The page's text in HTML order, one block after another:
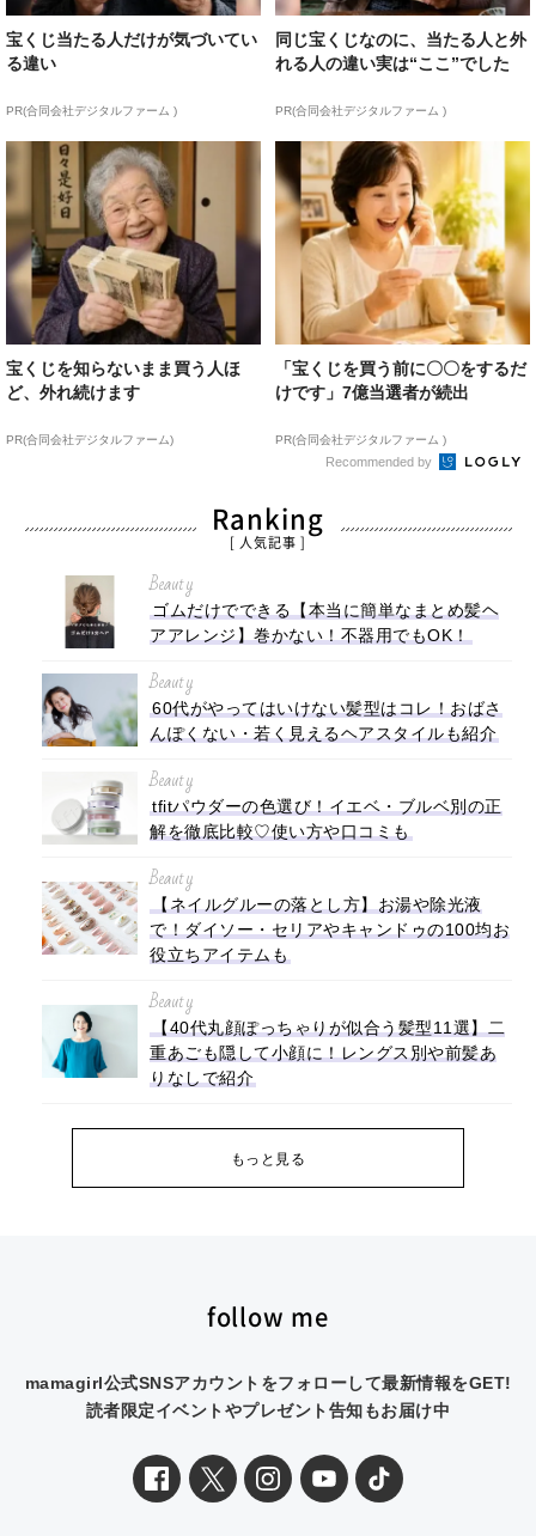
宝くじ当たる人だけが気づいてい
る違い
PR(合同会社デジタルファーム )
同じ宝くじなのに、当たる人と外
れる人の違い実は“ここ”でした
PR(合同会社デジタルファーム )
宝くじを知らないまま買う人ほ
ど、外れ続けます
PR(合同会社デジタルファーム)
「宝くじを買う前に〇〇をするだ
けです」7億当選者が続出
PR(合同会社デジタルファーム )
Recommended by
Ranking
[ 人気記事 ]
Beauty
ゴムだけでできる【本当に簡単なまとめ髪ヘ
アアレンジ】巻かない！不器用でもOK！
Beauty
60代がやってはいけない髪型はコレ！おばさ
んぽくない・若く見えるヘアスタイルも紹介
Beauty
tfitパウダーの色選び！イエベ・ブルベ別の正
解を徹底比較♡使い方や口コミも
Beauty
【ネイルグルーの落とし方】お湯や除光液
で！ダイソー・セリアやキャンドゥの100均お
役立ちアイテムも
Beauty
【40代丸顔ぽっちゃりが似合う髪型11選】二
重あごも隠して小顔に！レングス別や前髪あ
りなしで紹介
もっと見る
follow me
mamagirl公式SNSアカウントをフォローして最新情報をGET!
読者限定イベントやプレゼント告知もお届け中